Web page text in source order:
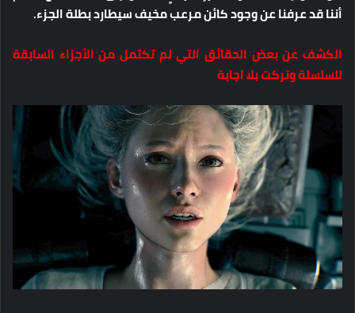
أننا قد عرفنا عن وجود كائن مرعب مخيف سيطارد بطلة الجزء.
الكشف عن بعض الحقائق التي لم تكتمل من الأجزاء السابقة
للسلسلة وتركت بلا اجابة